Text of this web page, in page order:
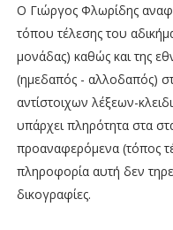
Ο Γιώργος Φλωρίδης
τόπου τέλεσης του
μονάδας) καθώς και της
(ημεδαπός - αλλοδαπός)
αντίστοιχων λέξεων-
υπάρχει πληρότητα στα
προαναφερόμενα (τόπος
πληροφορία αυτή δεν
δικογραφίες.